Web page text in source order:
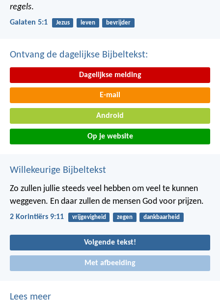
regels.
Galaten 5:1 Jezus leven bevrijder
Ontvang de dagelijkse Bijbeltekst:
Dagelijkse melding
E-mail
Android
Op je website
Willekeurige Bijbeltekst
Zo zullen jullie steeds veel hebben om veel te kunnen
weggeven. En daar zullen de mensen God voor prijzen.
2 Korintiërs 9:11 vrijgevigheid zegen dankbaarheid
Volgende tekst!
Met afbeelding
Lees meer